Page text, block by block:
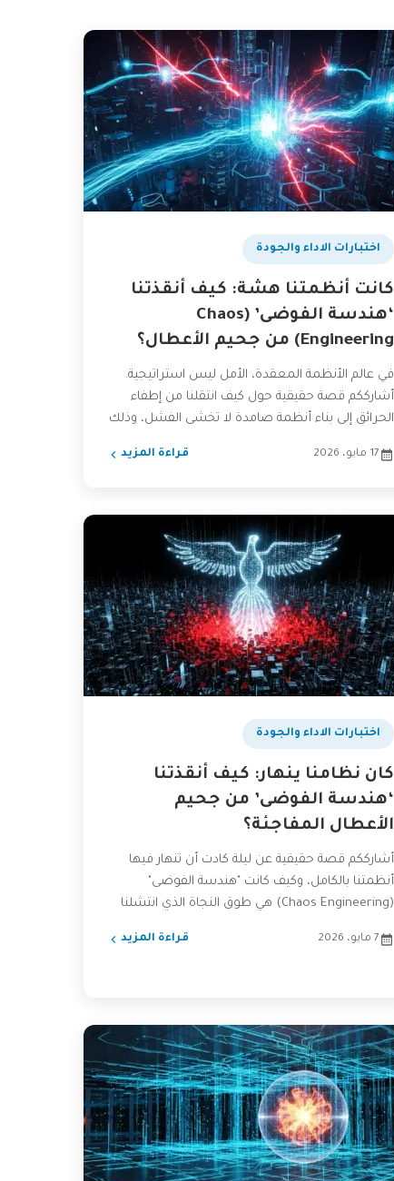
اختبارات الاداء والجودة
كانت أنظمتنا هشة: كيف أنقذتنا
‘هندسة الفوضى’ (Chaos
Engineering) من جحيم الأعطال؟
في عالم الأنظمة المعقدة، الأمل ليس استراتيجية.
أشارككم قصة حقيقية حول كيف انتقلنا من إطفاء
الحرائق إلى بناء أنظمة صامدة لا تخشى الفشل، وذلك
17 مايو، 2026 قراءة المزيد
اختبارات الاداء والجودة
كان نظامنا ينهار: كيف أنقذتنا
‘هندسة الفوضى’ من جحيم
الأعطال المفاجئة؟
أشارككم قصة حقيقية عن ليلة كادت أن تنهار فيها
أنظمتنا بالكامل، وكيف كانت "هندسة الفوضى"
(Chaos Engineering) هي طوق النجاة الذي انتشلنا
7 مايو، 2026 قراءة المزيد